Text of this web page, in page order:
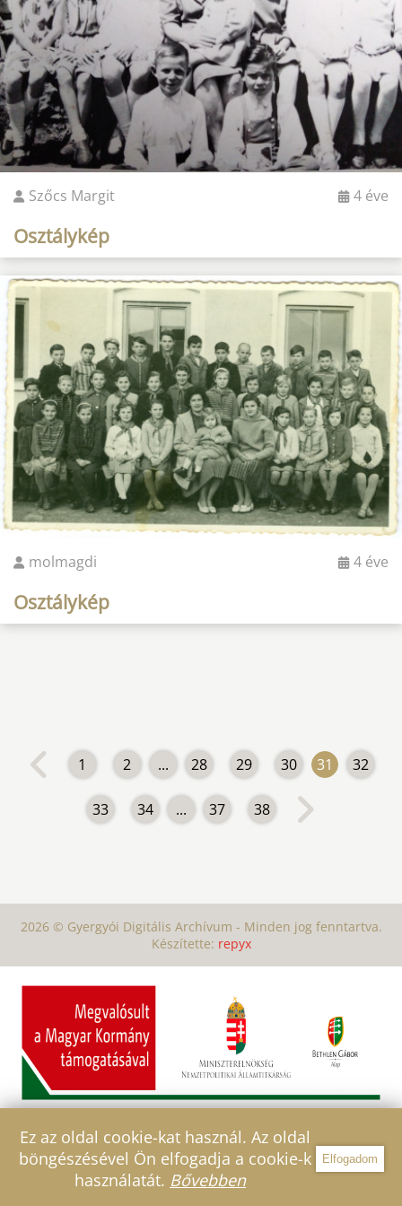
Szűrő
Szőcs Margit 4 éve
Osztálykép
molmagdi 4 éve
Osztálykép
1 2 ... 28 29 30 31 32
33 34 ... 37 38
2026 © Gyergyói Digitális Archívum - Minden jog fenntartva.
Készítette: repyx
Ez az oldal cookie-kat használ. Az oldal
böngészésével Ön elfogadja a cookie-k
használatát. Bővebben
Elfogadom